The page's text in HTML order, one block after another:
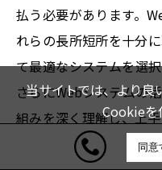
払う必要があります。
れらの長所短所を十分
て最適なシステムを選
さらにWebシステムの
組みを深く理解し、上
THE4KIND サ
オンライン｜お気
当サイトでは、より良
Cookieを
同意